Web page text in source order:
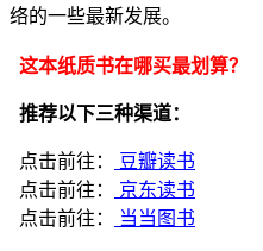
络的一些最新发展。
这本纸质书在哪买最划算？
推荐以下三种渠道：
点击前往：
豆瓣读书
点击前往：
京东读书
点击前往：
当当图书